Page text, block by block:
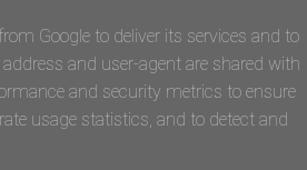
Google to deliver its services and to
and user-agent are shared with
and security metrics to ensure
usage statistics, and to detect and